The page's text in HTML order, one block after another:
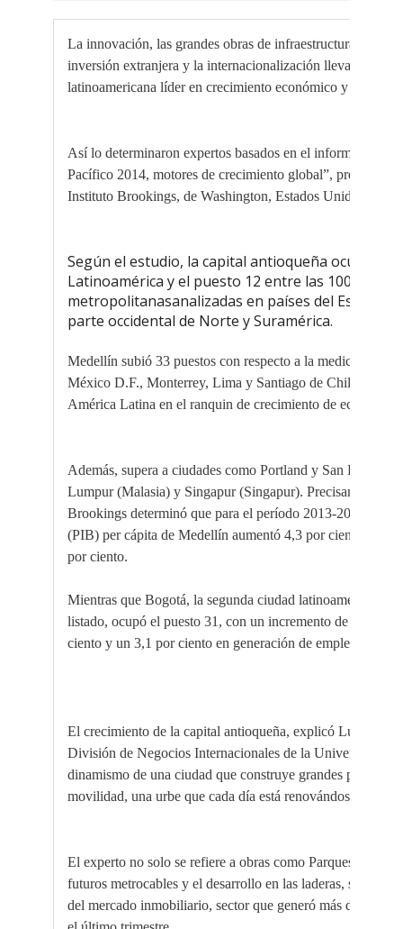
La innovación, las grandes obras de infraestructura y de
inversión extranjera y la internacionalización llevaron a
latinoamericana líder en crecimiento económico y
Así lo determinaron expertos basados en el informe
Pacífico 2014, motores de crecimiento global”, presentado
Instituto Brookings, de Washington, Estados Unidos.
Según el estudio, la capital antioqueña ocupó el
Latinoamérica y el puesto 12 entre las 100 áreas
metropolitanasanalizadas en países del Este de
parte occidental de Norte y Suramérica.
Medellín subió 33 puestos con respecto a la medición del
México D.F., Monterrey, Lima y Santiago de Chile, las
América Latina en el ranquin de crecimiento de economía
Además, supera a ciudades como Portland y San
Lumpur (Malasia) y Singapur (Singapur). Precisamente,
Brookings determinó que para el período 2013-2014, el
(PIB) per cápita de Medellín aumentó 4,3 por ciento y su
por ciento.
Mientras que Bogotá, la segunda ciudad latinoamericana
listado, ocupó el puesto 31 , con un incremento de su PIB
ciento y un 3,1 por ciento en generación de empleo.
El crecimiento de la capital antioqueña, explicó Luis
División de Negocios Internacionales de la Universidad
dinamismo de una ciudad que construye grandes
movilidad, una urbe que cada día está renovándose e
El experto no solo se refiere a obras como Parques del
futuros metrocables y el desarrollo en las laderas, sino
del mercado inmobiliario, sector que generó más de